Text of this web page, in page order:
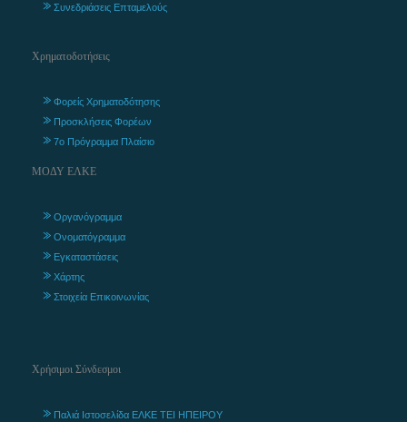
Συνεδριάσεις Επταμελούς
Χρηματοδοτήσεις
Φορείς Χρηματοδότησης
Προσκλήσεις Φορέων
7ο Πρόγραμμα Πλαίσιο
ΜΟΔΥ ΕΛΚΕ
Οργανόγραμμα
Ονοματόγραμμα
Εγκαταστάσεις
Χάρτης
Στοιχεία Επικοινωνίας
Χρήσιμοι Σύνδεσμοι
Παλιά Ιστοσελίδα ΕΛΚΕ ΤΕΙ ΗΠΕΙΡΟΥ